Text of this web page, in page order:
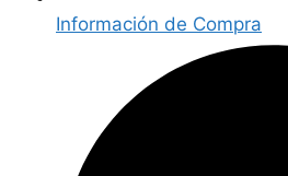
Información de Compra